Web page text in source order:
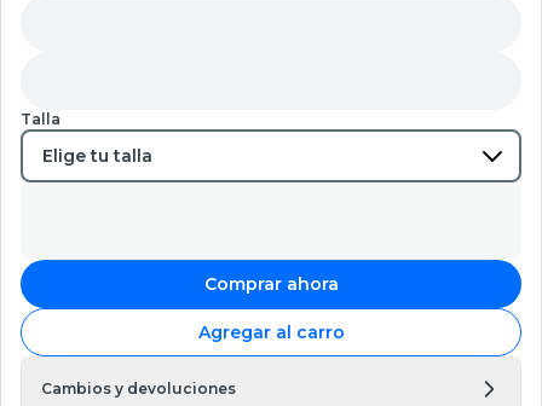
Talla
Comprar ahora
Agregar al carro
Cambios y devoluciones